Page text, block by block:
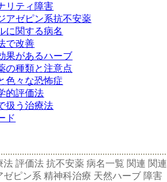
リティ障害
アゼピン系抗不安薬
に関する病名
で改善
果があるハーブ
の種類と注意点
色々な恐怖症
的評価法
扱う治療法
ド
法 評価法 抗不安薬 病名一覧 関連 関連
ゼピン系 精神科治療 天然ハーブ 障害